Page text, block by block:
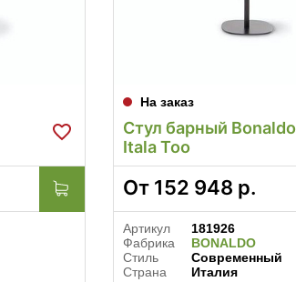
На заказ
Стул барный Bonaldo
Itala Too
От 152 948 р.
Артикул
181926
Фабрика
BONALDO
Стиль
Современный
Страна
Италия